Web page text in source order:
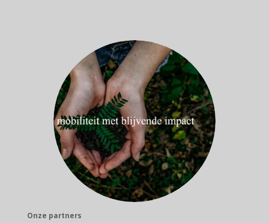
Onze partners